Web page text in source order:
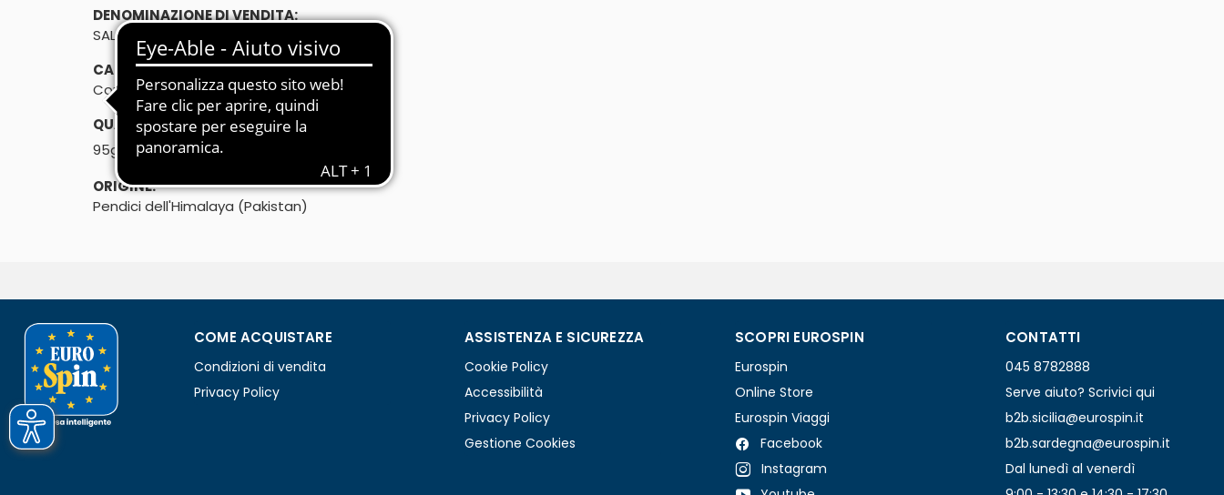
DENOMINAZIONE DI VENDITA:
SALGEMMA PER USO ALIMENTARE
CARATTERISTICHE:
Con macinello
QUANTITÀ:
95g
ORIGINE:
Pendici dell'Himalaya (Pakistan)
COME ACQUISTARE
Condizioni di vendita
Privacy Policy
ASSISTENZA E SICUREZZA
Cookie Policy
Accessibilità
Privacy Policy
Gestione Cookies
SCOPRI EUROSPIN
Eurospin
Online Store
Eurospin Viaggi
Facebook
Instagram
CONTATTI
045 8782888
Serve aiuto? Scrivici qui
b2b.sicilia@eurospin.it
b2b.sardegna@eurospin.it
Dal lunedì al venerdì